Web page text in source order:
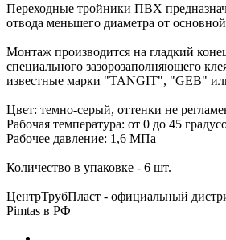
Переходные тройники ПВХ
отвода меньшего диаметра от
Монтаж производится на гладкий
специального зазорозаполняющего
известные марки "TANGIT", "GEB"
Цвет: темно-серый, оттенки не
Рабочая температура: от 0 до 45
Рабочее давление: 1,6 МПа
Количество в упаковке - 6 шт.
ЦентрТрубПласт - официальный
Pimtas в РФ